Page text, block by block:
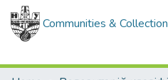
Communities &